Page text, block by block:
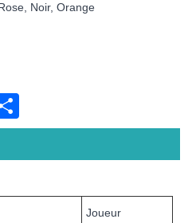
Noir, Orange
Joueur